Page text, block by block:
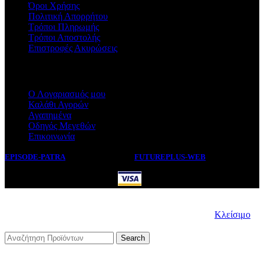
Όροι Χρήσης
Πολιτική Απορρήτου
Τρόποι Πληρωμής
Τρόποι Αποστολής
Επιστροφές Ακυρώσεις
Ο Λογαριασμός μου
Καλάθι Αγορών
Αγαπημένα
Οδηγός Μεγεθών
Επικοινωνία
EPISODE-PATRA FUTUREPLUS-WEB
Κλείσιμο
Search